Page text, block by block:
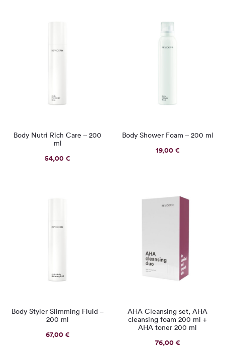
Body Nutri Rich Care – 200
ml
54,00€
Body Shower Foam – 200 ml
19,00€
Body Styler Slimming Fluid –
200 ml
67,00€
AHA Cleansing set, AHA
cleansing foam 200 ml +
AHA toner 200 ml
76,00€